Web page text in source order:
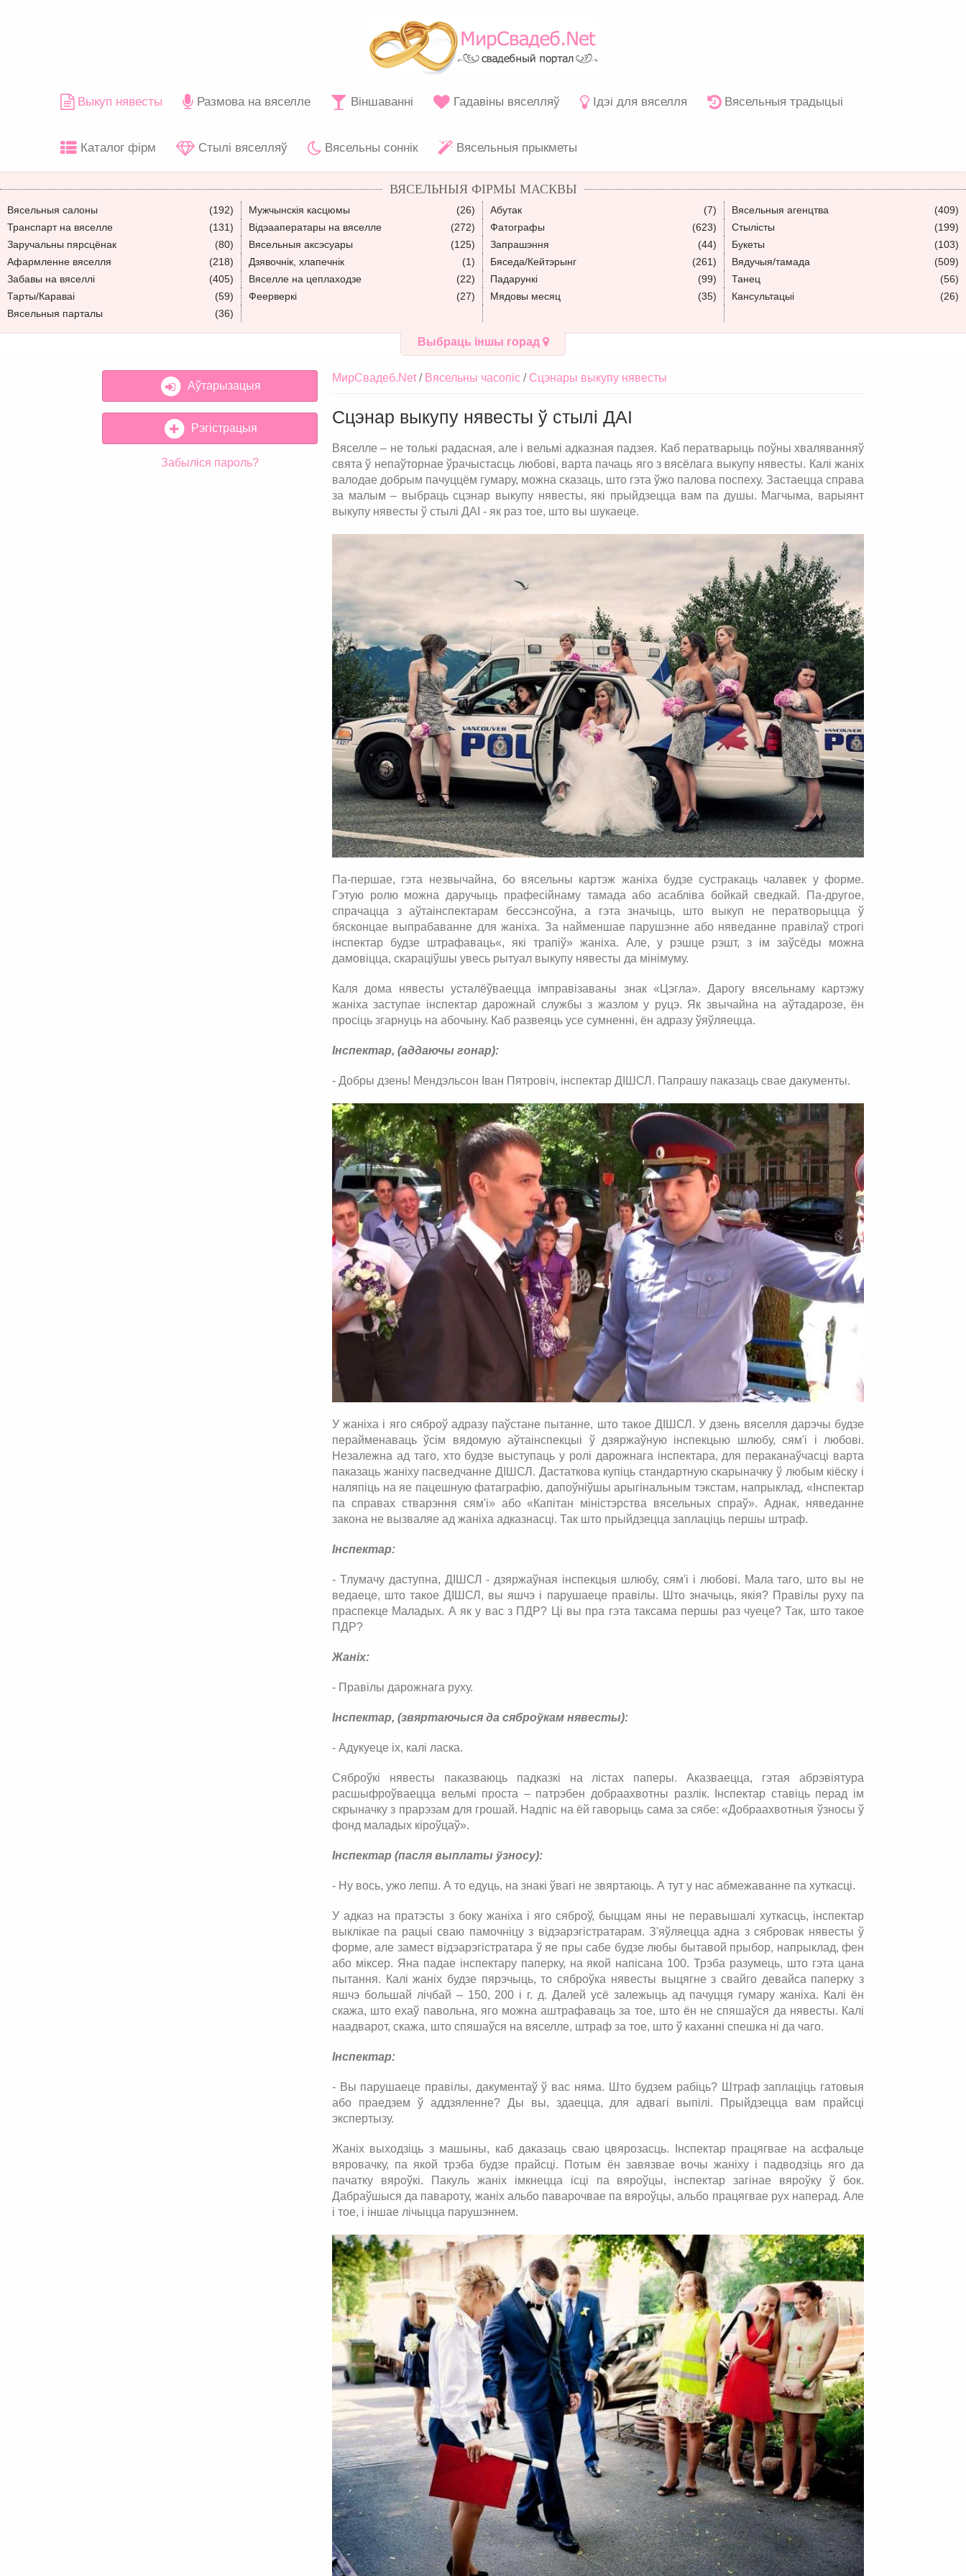
Выкуп нявесты Размова на вяселле Віншаванні Гадавіны вяселляў Ідэі для вяселля Вясельныя традыцыі
Каталог фірм Стылі вяселляў Вясельны соннік Вясельныя прыкметы
ВЯСЕЛЬНЫЯ ФІРМЫ МАСКВЫ
Вясельныя салоны (192) Мужчынскія касцюмы (26) Абутак (7) Вясельныя агенцтва
(409)
Транспарт на вяселле
(131) Відэааператары на вяселле (272) Фатографы (623) Стылісты
(199)
Заручальны пярсцёнак
(80) Вясельныя аксэсуары (125) Запрашэння (44) Букеты
(103)
Афармленне вяселля
(218) Дзявочнік, хлапечнік (1) Бяседа/Кейтэрынг (261) Вядучыя/тамада
(509)
Забавы на вяселлі
(405) Вяселле на цеплаходзе (22) Падарункі (99) Танец
(56)
Тарты/Караваі
(59) Феерверкі (27) Мядовы месяц (35) Кансультацыі
(26)
Вясельныя парталы
(36)
Выбраць іншы горад
МирСвадеб.Net Вясельны часопіс Сцэнары выкупу нявесты
Сцэнар выкупу нявесты ў стылі ДАІ
Вяселле – не толькі радасная, але і вельмі адказная падзея. Каб ператварыць поўны хваляванняў
свята ў непаўторнае ўрачыстасць любові, варта пачаць яго з вясёлага выкупу нявесты. Калі жаніх
валодае добрым пачуццём гумару, можна сказаць, што гэта ўжо палова поспеху. Застаецца справа
за малым – выбраць сцэнар выкупу нявесты, які прыйдзецца вам па душы. Магчыма, варыянт
выкупу нявесты ў стылі ДАІ - як раз тое, што вы шукаеце.
Па-першае, гэта незвычайна, бо вясельны картэж жаніха будзе сустракаць чалавек у форме.
Гэтую ролю можна даручыць прафесійнаму тамада або асабліва бойкай сведкай. Па-другое,
спрачацца з аўтаінспектарам бессэнсоўна, а гэта значыць, што выкуп не ператворыцца ў
бясконцае выпрабаванне для жаніха. За найменшае парушэнне або няведанне правілаў строгі
інспектар будзе штрафаваць«, які трапіў» жаніха. Але, у рэшце рэшт, з ім заўсёды можна
дамовіцца, скараціўшы увесь рытуал выкупу нявесты да мінімуму.
Каля дома нявесты усталёўваецца імправізаваны знак «Цэгла». Дарогу вясельнаму картэжу
жаніха заступае інспектар дарожнай службы з жазлом у руцэ. Як звычайна на аўтадарозе, ён
просіць згарнуць на абочыну. Каб развеяць усе сумненні, ён адразу ўяўляецца.
Інспектар, (аддаючы гонар):
- Добры дзень! Мендэльсон Іван Пятровіч, інспектар ДІШСЛ. Папрашу паказаць свае дакументы.
У жаніха і яго сяброў адразу паўстане пытанне, што такое ДІШСЛ. У дзень вяселля дарэчы будзе
перайменаваць ўсім вядомую аўтаінспекцыі ў дзяржаўную інспекцыю шлюбу, сям'і і любові.
Незалежна ад таго, хто будзе выступаць у ролі дарожнага інспектара, для пераканаўчасці варта
паказаць жаніху пасведчанне ДІШСЛ. Дастаткова купіць стандартную скарыначку ў любым кіёску і
наляпіць на яе пацешную фатаграфію, дапоўніўшы арыгінальным тэкстам, напрыклад, «Інспектар
па справах стварэння сям'і» або «Капітан міністэрства вясельных спраў». Аднак, няведанне
закона не вызваляе ад жаніха адказнасці. Так што прыйдзецца заплаціць першы штраф.
Інспектар:
- Тлумачу даступна, ДІШСЛ - дзяржаўная інспекцыя шлюбу, сям'і і любові. Мала таго, што вы не
ведаеце, што такое ДІШСЛ, вы яшчэ і парушаеце правілы. Што значыць, якія? Правілы руху па
праспекце Маладых. А як у вас з ПДР? Ці вы пра гэта таксама першы раз чуеце? Так, што такое
ПДР?
Жаніх:
- Правілы дарожнага руху.
Інспектар, (звяртаючыся да сяброўкам нявесты):
- Адукуеце іх, калі ласка.
Сяброўкі нявесты паказваюць падказкі на лістах паперы. Аказваецца, гэтая абрэвіятура
расшыфроўваецца вельмі проста – патрэбен добраахвотны разлік. Інспектар ставіць перад ім
скрыначку з прарэзам для грошай. Надпіс на ёй гаворыць сама за сябе: «Добраахвотныя ўзносы ў
фонд маладых кіроўцаў».
Інспектар (пасля выплаты ўзносу):
- Ну вось, ужо лепш. А то едуць, на знакі ўвагі не звяртаюць. А тут у нас абмежаванне па хуткасці.
У адказ на пратэсты з боку жаніха і яго сяброў, быццам яны не перавышалі хуткасць, інспектар
выклікае па рацыі сваю памочніцу з відэарэгістратарам. З'яўляецца адна з сябровак нявесты ў
форме, але замест відэарэгістратара ў яе пры сабе будзе любы бытавой прыбор, напрыклад, фен
або міксер. Яна падае інспектару паперку, на якой напісана 100. Трэба разумець, што гэта цана
пытання. Калі жаніх будзе пярэчыць, то сяброўка нявесты выцягне з свайго девайса паперку з
яшчэ большай лічбай – 150, 200 і г. д. Далей усё залежыць ад пачуцця гумару жаніха. Калі ён
скажа, што ехаў павольна, яго можна аштрафаваць за тое, што ён не спяшаўся да нявесты. Калі
наадварот, скажа, што спяшаўся на вяселле, штраф за тое, што ў каханні спешка ні да чаго.
Інспектар:
- Вы парушаеце правілы, дакументаў ў вас няма. Што будзем рабіць? Штраф заплаціць гатовыя
або праедзем ў аддзяленне? Ды вы, здаецца, для адвагі выпілі. Прыйдзецца вам прайсці
экспертызу.
Жаніх выходзіць з машыны, каб даказаць сваю цвярозасць. Інспектар працягвае на асфальце
вяровачку, па якой трэба будзе прайсці. Потым ён завязвае вочы жаніху і падводзіць яго да
пачатку вяроўкі. Пакуль жаніх імкнецца ісці па вяроўцы, інспектар загінае вяроўку ў бок.
Дабраўшыся да павароту, жаніх альбо паварочвае па вяроўцы, альбо працягвае рух наперад. Але
і тое, і іншае лічыцца парушэннем.
Аўтарызацыя
Рэгістрацыя
Забыліся пароль?